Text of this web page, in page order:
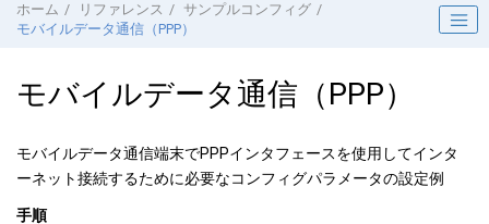
ホーム リファレンス
サンプルコンフィグ
モバイルデータ通信（PPP）
モバイルデータ通信（PPP）
モバイルデータ通信端末でPPPインタフェースを使用してインタ
ーネット接続するために必要なコンフィグパラメータの設定例
手順